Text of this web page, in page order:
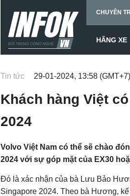
CHUYÊN
HÃNG XE
Tin tức 29-01-2024, 13:58 (GMT+7)
Khách hàng Việt
2024
Volvo Việt Nam có thể sẽ chào
2024 với sự góp mặt của EX30
Đó là xác nhận của bà Lưu Bảo
Singapore 2024. Theo bà Hương,